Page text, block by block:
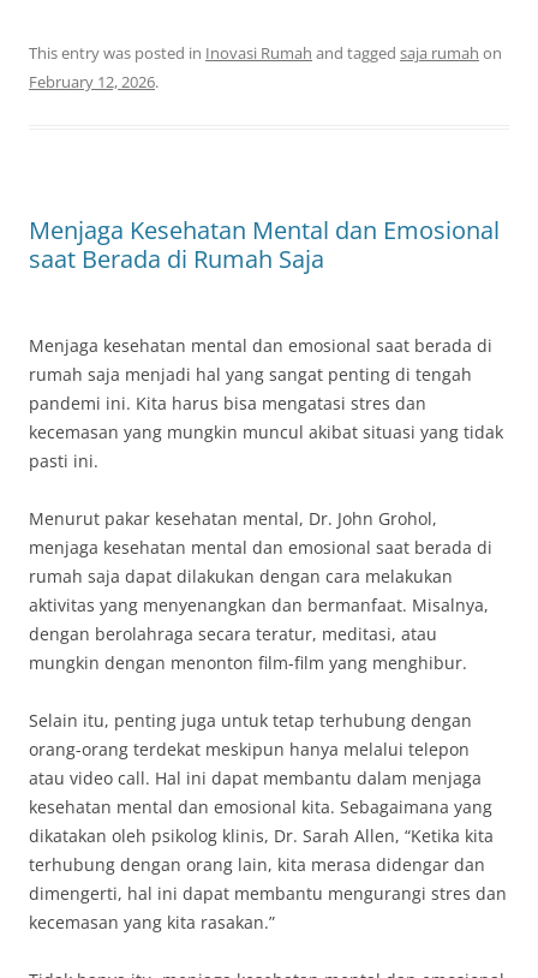
This entry was posted in Inovasi Rumah and tagged saja rumah on
February 12, 2026.
Menjaga Kesehatan Mental dan Emosional
saat Berada di Rumah Saja
Menjaga kesehatan mental dan emosional saat berada di
rumah saja menjadi hal yang sangat penting di tengah
pandemi ini. Kita harus bisa mengatasi stres dan
kecemasan yang mungkin muncul akibat situasi yang tidak
pasti ini.
Menurut pakar kesehatan mental, Dr. John Grohol,
menjaga kesehatan mental dan emosional saat berada di
rumah saja dapat dilakukan dengan cara melakukan
aktivitas yang menyenangkan dan bermanfaat. Misalnya,
dengan berolahraga secara teratur, meditasi, atau
mungkin dengan menonton film-film yang menghibur.
Selain itu, penting juga untuk tetap terhubung dengan
orang-orang terdekat meskipun hanya melalui telepon
atau video call. Hal ini dapat membantu dalam menjaga
kesehatan mental dan emosional kita. Sebagaimana yang
dikatakan oleh psikolog klinis, Dr. Sarah Allen, “Ketika kita
terhubung dengan orang lain, kita merasa didengar dan
dimengerti, hal ini dapat membantu mengurangi stres dan
kecemasan yang kita rasakan.”